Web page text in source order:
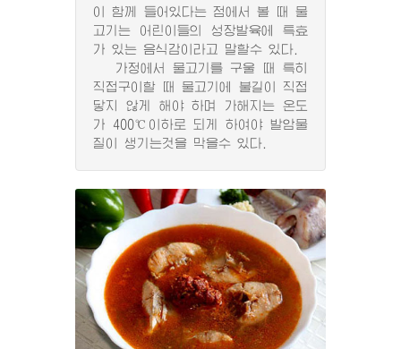
이 함께 들어있다는 점에서 볼 때 물
고기는 어린이들의 성장발육에 특효
가 있는 음식감이라고 말할수 있다.
가정에서 물고기를 구울 때 특히
직접구이할 때 물고기에 불길이 직접
닿지 않게 해야 하며 가해지는 온도
가 400℃이하로 되게 하여야 발암물
질이 생기는것을 막을수 있다.